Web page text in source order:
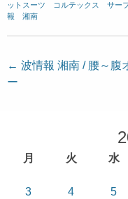
ットスーツ
コルテックス サー
報 湘南
投
稿
← 波情報 湘南 / 腰～腹
ー
月 火 水
3
4 5